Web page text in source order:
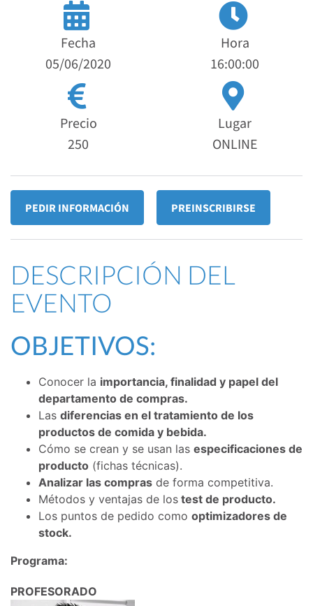
Fecha
05/06/2020
Hora
16:00:00
Precio
250
Lugar
ONLINE
PEDIR INFORMACIÓN PREINSCRIBIRSE
DESCRIPCIÓN DEL
EVENTO
OBJETIVOS:
Conocer la importancia, finalidad y papel del
departamento de compras.
Las diferencias en el tratamiento de los
productos de comida y bebida.
Cómo se crean y se usan las especificaciones de
producto (fichas técnicas).
Analizar las compras de forma competitiva.
Métodos y ventajas de los test de producto.
Los puntos de pedido como optimizadores de
stock.
Programa:
PROFESORADO